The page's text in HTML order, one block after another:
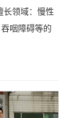
长领域：慢性
咽障碍等的